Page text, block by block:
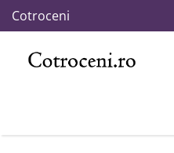
Cotroceni